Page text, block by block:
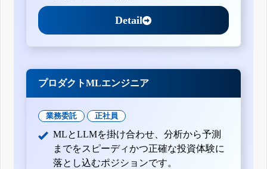
Detail
プロダクトMLエンジニア
業務委託 正社員
MLとLLMを掛け合わせ、分析から予測
までをスピーディかつ正確な投資体験に
落とし込むポジションです。